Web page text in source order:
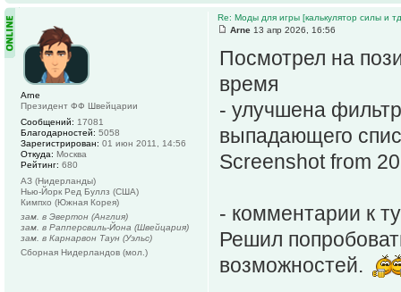
Re: Моды для игры [калькулятор силы и
Arne 13 апр 2026, 16:56
Посмотрел на
время
- улучшена
выпадающего
Screenshot from
- комментарии к
Решил
возможностей.
Arne
Президент ФФ Швейцарии
Сообщений: 17081
Благодарностей: 5058
Зарегистрирован: 01 июн 2011, 14:56
Откуда: Москва
Рейтинг: 680
АЗ (Нидерланды)
Нью-Йорк Ред Буллз (США)
Кимпхо (Южная Корея)
зам. в Эвертон (Англия)
зам. в Рапперсвиль-Йона (Швейцария)
зам. в Карнарвон Таун (Уэльс)
Сборная Нидерландов (мол.)